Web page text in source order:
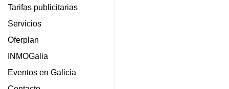
Tarifas publicitarias
Servicios
Oferplan
INMOGalia
Eventos en Galicia